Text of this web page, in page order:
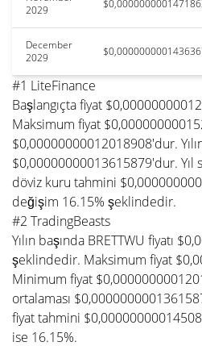
2029
December
2029
#1 LiteFinance
Başlangıçta fiyat
Maksimum fiyat
$0,00000000012018908'dur.
$0,00000000013615879'dur. Yıl
döviz kuru tahmini
değişim 16.15% şeklindedir.
#2 TradingBeasts
Yılın başında BRETTWU fiyatı
şeklindedir. Maksimum fiyat
Minimum fiyat
ortalaması
fiyat tahmini
ise 16.15%.